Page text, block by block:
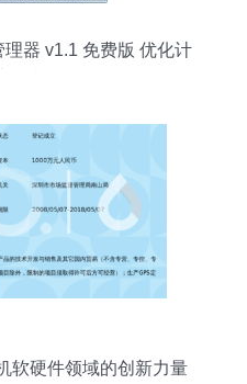
器 v1.1 免费版 优化计
软硬件领域的创新力量